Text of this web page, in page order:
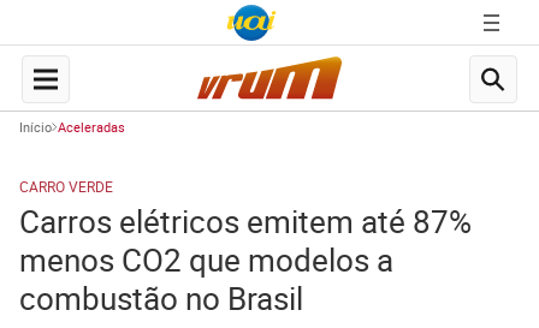
Início Aceleradas
CARRO VERDE
Carros elétricos emitem até 87%
menos CO2 que modelos a
combustão no Brasil